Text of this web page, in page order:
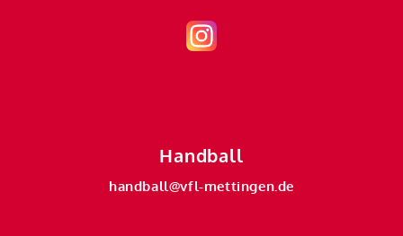
Handball
handball@vfl-mettingen.de